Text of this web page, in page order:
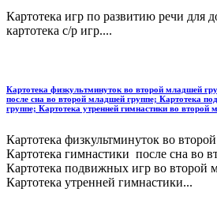
Картотека игр по развитию речи для
картотека с/р игр....
Картотека физкультминуток во второй младшей
после сна во второй младшей группе; Картотека
группе; Картотека утренней гимнастики во второй
Картотека физкультминуток во
Картотека гимнастики после сна во
Картотека подвижных игр во второй
Картотека утренней гимнастики...